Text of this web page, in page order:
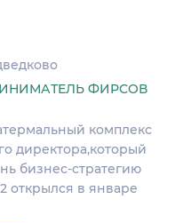
ФИРСОВ
комплекс
директора,который
бизнес-стратегию
открылся в январе